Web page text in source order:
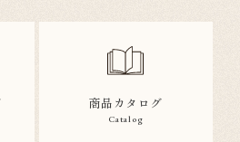
商品カタログ
Catalog